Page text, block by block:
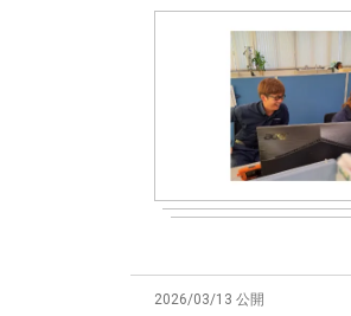
2026/03/13 公開